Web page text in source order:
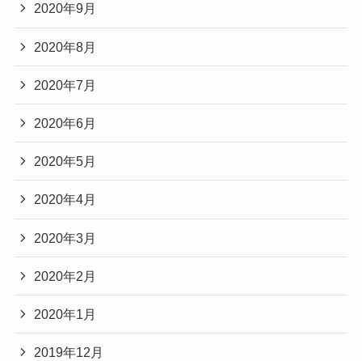
2020年9月
2020年8月
2020年7月
2020年6月
2020年5月
2020年4月
2020年3月
2020年2月
2020年1月
2019年12月